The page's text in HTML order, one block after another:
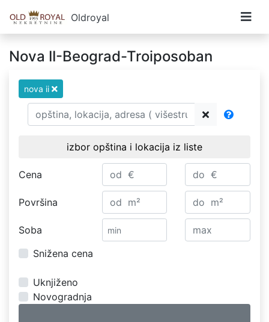
Oldroyal
Nova II-Beograd-Troiposoban
nova ii
izbor opština i lokacija iz liste
Cena
Površina
Soba
Snižena cena
Uknjiženo
Novogradnja